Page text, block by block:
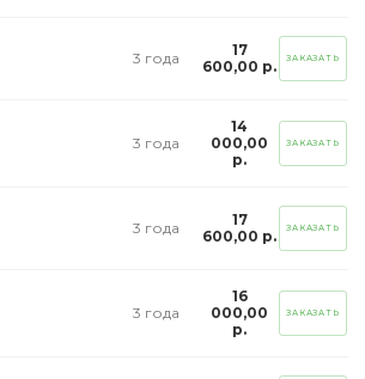
3 года
17
600,00 р.
ЗАКАЗАТЬ
3 года
14
000,00
р.
ЗАКАЗАТЬ
3 года
17
600,00 р.
ЗАКАЗАТЬ
3 года
16
000,00
р.
ЗАКАЗАТЬ